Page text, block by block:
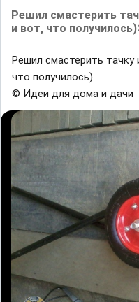
Решил смастерить
и вот, что
Решил смастерить тачку
что получилось)
© Идеи для дома и дачи